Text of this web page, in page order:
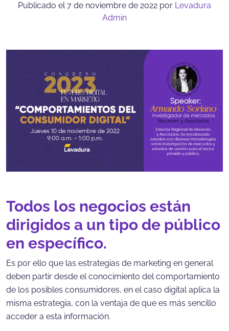
Publicado el 7 de noviembre de 2022 por Levadura
Admin
Todos los negocios están
dirigidos a un tipo de público
en específico.
Es por ello que las estrategias de marketing en general
deben partir desde el conocimiento del comportamiento
de los posibles consumidores, en el caso digital aplica la
misma estrategia, con la ventaja de que es más sencillo
acceder a esta información.